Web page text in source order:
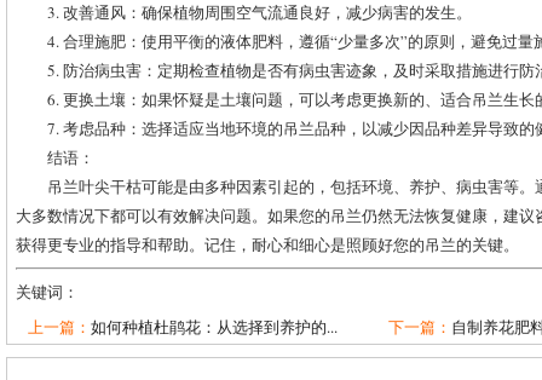
3. 改善通风：确保植物周围空气流通良好，减少病害的发生。
4. 合理施肥：使用平衡的液体肥料，遵循“少量多次”的原则，避免过量
5. 防治病虫害：定期检查植物是否有病虫害迹象，及时采取措施进行防
6. 更换土壤：如果怀疑是土壤问题，可以考虑更换新的、适合吊兰生长
7. 考虑品种：选择适应当地环境的吊兰品种，以减少因品种差异导致的
结语：
吊兰叶尖干枯可能是由多种因素引起的，包括环境、养护、病虫害等
大多数情况下都可以有效解决问题。如果您的吊兰仍然无法恢复健康，建
获得更专业的指导和帮助。记住，耐心和细心是照顾好您的吊兰的关键。
关键词：
上一篇： 如何种植杜鹃花：从选择到养护的... 下一篇： 自制养花肥